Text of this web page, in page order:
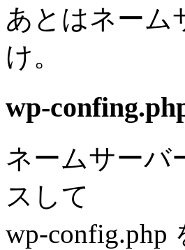
あとはネーム
け。
wp-
ネームサーバ
スして
wp-config.php